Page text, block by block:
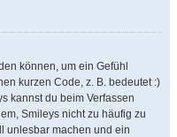
können, um ein Gefühl
kurzen Code, z. B. bedeutet :)
kannst du beim Verfassen
Smileys nicht zu häufig zu
unlesbar machen und ein